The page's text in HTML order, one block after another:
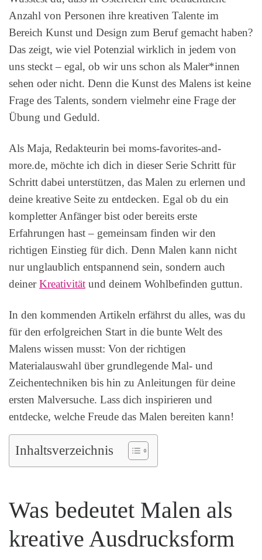
Anzahl von Personen ihre kreativen Talente im
Bereich Kunst und Design zum Beruf gemacht haben?
Das zeigt, wie viel Potenzial wirklich in jedem von
uns steckt – egal, ob wir uns schon als Maler*innen
sehen oder nicht. Denn die Kunst des Malens ist keine
Frage des Talents, sondern vielmehr eine Frage der
Übung und Geduld.
Als Maja, Redakteurin bei moms-favorites-and-
more.de, möchte ich dich in dieser Serie Schritt für
Schritt dabei unterstützen, das Malen zu erlernen und
deine kreative Seite zu entdecken. Egal ob du ein
kompletter Anfänger bist oder bereits erste
Erfahrungen hast – gemeinsam finden wir den
richtigen Einstieg für dich. Denn Malen kann nicht
nur unglaublich entspannend sein, sondern auch
deinerKreativität und deinem Wohlbefinden guttun.
In den kommenden Artikeln erfährst du alles, was du
für den erfolgreichen Start in die bunte Welt des
Malens wissen musst: Von der richtigen
Materialauswahl über grundlegende Mal- und
Zeichentechniken bis hin zu Anleitungen für deine
ersten Malversuche. Lass dich inspirieren und
entdecke, welche Freude das Malen bereiten kann!
Inhaltsverzeichnis
Was bedeutet Malen als
kreative Ausdrucksform